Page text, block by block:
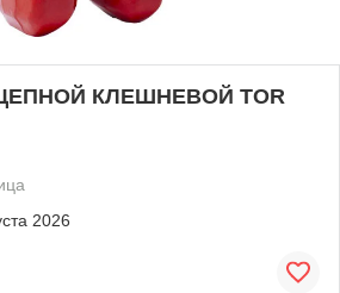
КЛЕШНЕВОЙ TOR
2026